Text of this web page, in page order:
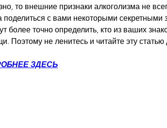
то внешние признаки алкоголизма не
поделиться с вами некоторыми секретными
более точно определить, кто из ваших
Поэтому не ленитесь и читайте эту статью
ЗДЕСЬ